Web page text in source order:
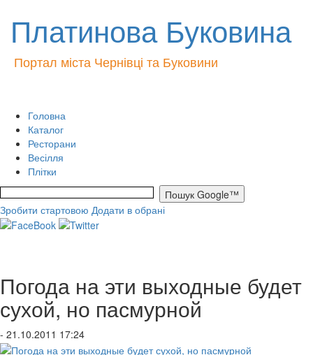
Платинова Буковина
Портал міста Чернівці та Буковини
Головна
Каталог
Ресторани
Весілля
Плітки
Зробити стартовою Додати в обрані
Погода на эти выходные будет
сухой, но пасмурной
- 21.10.2011 17:24